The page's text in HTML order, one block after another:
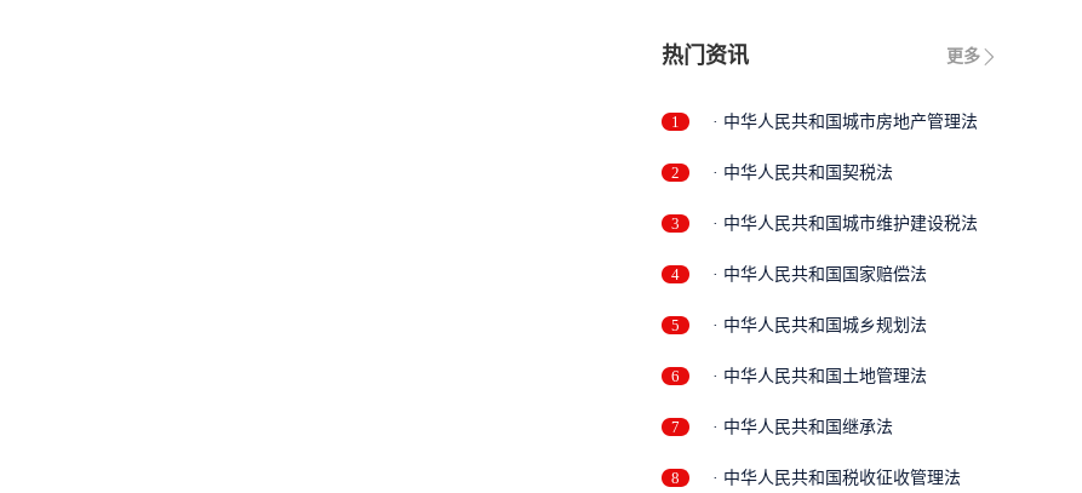
更多
热门资讯
1 · 中华人民共和国城市房地产管理法
2 · 中华人民共和国契税法
3 · 中华人民共和国城市维护建设税法
4 · 中华人民共和国国家赔偿法
5 · 中华人民共和国城乡规划法
6 · 中华人民共和国土地管理法
7 · 中华人民共和国继承法
8 · 中华人民共和国税收征收管理法